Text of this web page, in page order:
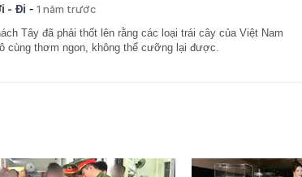
- Đi - 1 năm trước
Tây đã phải thốt lên rằng các loại trái cây của Việt Nam
cùng thơm ngon, không thể cưỡng lại được.